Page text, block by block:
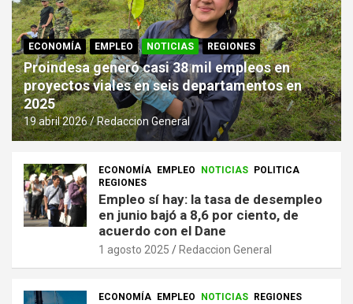
ECONOMÍA EMPLEO NOTICIAS REGIONES
Proindesa generó casi 38 mil empleos en
proyectos viales en seis departamentos en
2025
19 abril 2026 Redaccion General
ECONOMÍA EMPLEO NOTICIAS
POLITICA
REGIONES
Empleo sí hay: la tasa de desempleo
en junio bajó a 8,6 por ciento, de
acuerdo con el Dane
1 agosto 2025 Redaccion General
ECONOMÍA EMPLEO NOTICIAS REGIONES